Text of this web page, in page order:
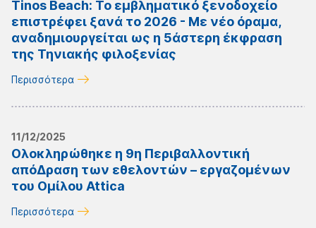
Tinos Beach: Το εμβληματικό ξενοδοχείο
επιστρέφει ξανά το 2026 - Με νέο όραμα,
αναδημιουργείται ως η 5άστερη έκφραση
της Τηνιακής φιλοξενίας
Περισσότερα
11/12/2025
Ολοκληρώθηκε η 9η Περιβαλλοντική
απόΔραση των εθελοντών – εργαζομένων
του Ομίλου Attica
Περισσότερα